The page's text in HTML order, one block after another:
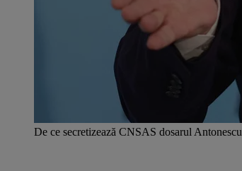
De ce secretizează CNSAS dosarul